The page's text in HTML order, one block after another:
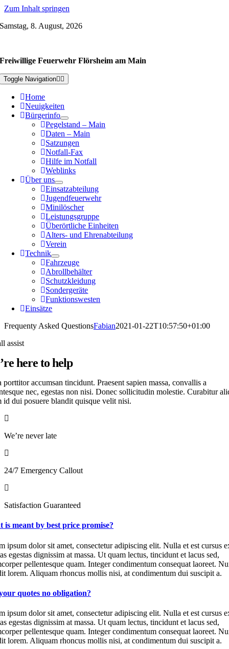
Zum Inhalt springen
Samstag, 8. August, 2026
Freiwillige Feuerwehr Flörsheim am Main
Toggle Navigation
Home
Neuigkeiten
Bürgerinfo
Pegelstand – Main
Daten – Main
Satzungen
Notfall-Fax
Hilfe im Notfall
Weblinks
Über uns
Einsatzabteilung
Jugendfeuerwehr
Minilöscher
Leistungsgruppe
Überörtliche Einheiten
Alters- und Ehrenabteilung
Verein
Technik
Fahrzeuge
Abrollbehälter
Schutzkleidung
Sondergeräte
Funktionswesten
Einsätze
Frequenty Asked QuestionsFabian2021-01-22T10:57:50+01:00
assist
here to help
porttitor accumsan tincidunt. Praesent sapien massa, convallis a
nec, egestas non nisi. Donec sollicitudin molestie. Curabitur
id dui posuere blandit quisque velit nisi.
We’re never late
24/7 Emergency Callout
Satisfaction Guaranteed
is meant by best price promise?
ipsum dolor sit amet, consectetur adipiscing elit. Nulla et est cursus
egestas dignissim at massa. Ut quam lectus, tincidunt et lacus sed,
pellentesque quam. Integer condimentum consequat laoreet.
lorem. Aliquam rhoncus mollis nisi, at condimentum dui suscipit a.
quotes no obligation?
ipsum dolor sit amet, consectetur adipiscing elit. Nulla et est cursus
egestas dignissim at massa. Ut quam lectus, tincidunt et lacus sed,
pellentesque quam. Integer condimentum consequat laoreet.
lorem. Aliquam rhoncus mollis nisi, at condimentum dui suscipit a.